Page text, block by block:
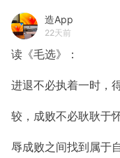
造App
22天前
读《毛选》：
进退不必执着一时，
较，成败不必耿耿于
辱成败之间找到属于